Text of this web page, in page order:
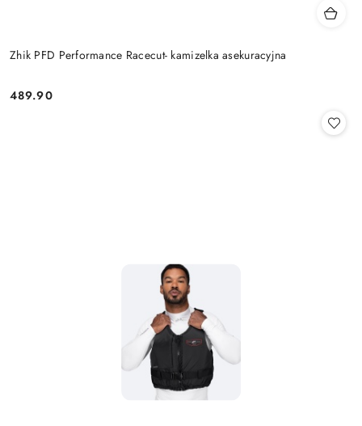
Zhik PFD Performance Racecut- kamizelka asekuracyjna
Cena:
489.90